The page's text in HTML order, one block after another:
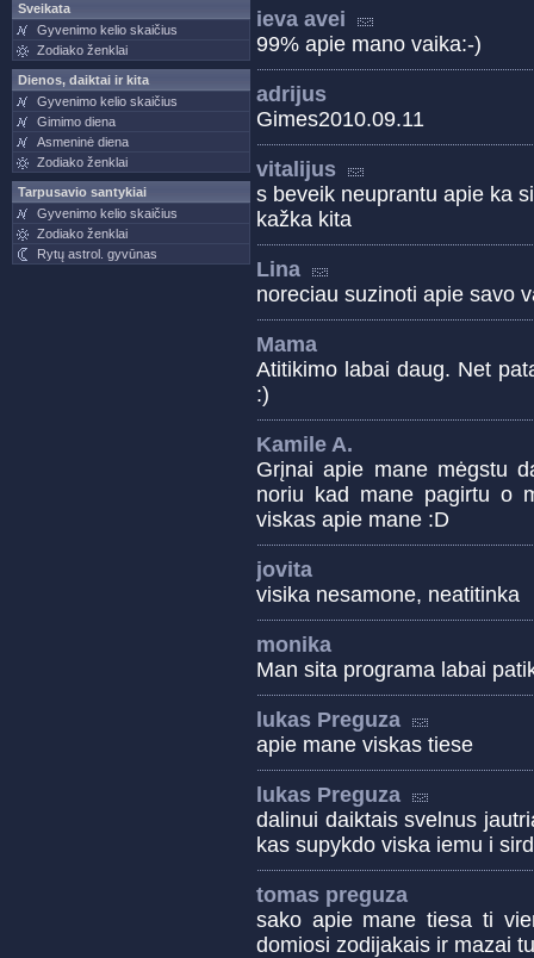
Sveikata
Gyvenimo kelio skaičius
Zodiako ženklai
Dienos, daiktai ir kita
Gyvenimo kelio skaičius
Gimimo diena
Asmeninė diena
Zodiako ženklai
Tarpusavio santykiai
Gyvenimo kelio skaičius
Zodiako ženklai
Rytų astrol. gyvūnas
ieva avei
99% apie mano vaika:-)
adrijus
Gimes2010.09.11
vitalijus
s beveik neuprantu apie ka
kažka kita
Lina
noreciau suzinoti apie savo
Mama
Atitikimo labai daug. Net
:)
Kamile A.
Grįnai apie mane mėgstu
noriu kad mane pagirtu o
viskas apie mane :D
jovita
visika nesamone, neatitinka
monika
Man sita programa labai
lukas Preguza
apie mane viskas tiese
lukas Preguza
dalinui daiktais svelnus
kas supykdo viska iemu i
tomas preguza
sako apie mane tiesa ti
domiosi zodijakais ir mazai